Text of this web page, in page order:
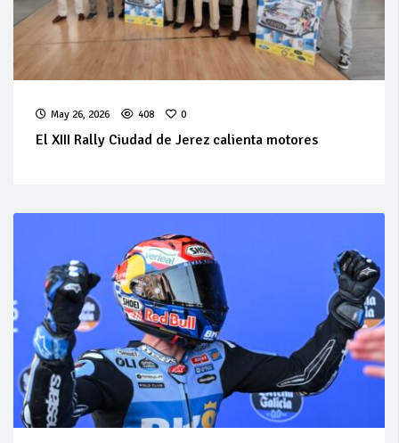
May 26, 2026 408 0
El XIII Rally Ciudad de Jerez calienta motores